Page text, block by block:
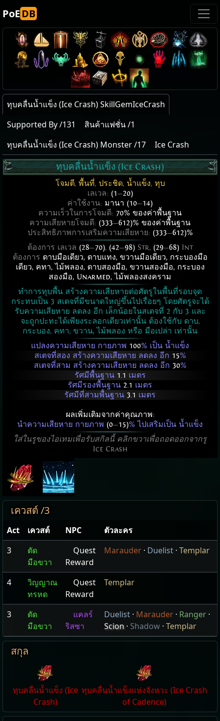
PoEDB
ทุบคลื่นน้ำแข็ง (Ice Crash) SkillGemIceCrash
Supported By /131
สินค้าแฟชั่น /1
ทุบคลื่นน้ำแข็ง (Ice Crash) Monster /17
Ice Crash
ทุบคลื่นน้ำแข็ง (Ice Crash)
โจมตี, พื้นที่, ประชิด, น้ำแข็ง, ทุบ
เลเวล: (1—20)
ค่าใช้งาน: มานา (10—14)
ความเร็วในการโจมตี: 70% ของค่าพื้นฐาน
ความเสียหายโจมตี: (333—612)% ของค่าพื้นฐาน
ประสิทธิภาพการเสริมความเสียหาย: (333—612)%
ต้องการ เลเวล (28—70), (42—98)Str, (29—68)Int
ต้องการ ดาบมือเดียว, ดาบแทง, ขวานมือเดียว, กระบองมือ
เดียว, คทา,ไม้พลอง, ดาบสองมือ, ขวานสองมือ, กระบอง
สองมือ, Unarmed,ไม้พลองสงคราม
ทำการทุบพื้น สร้างความเสียหายต่อศัตรูในพื้นที่รอบจุด
กระทบเป็น 3 สเตจที่มีขนาดใหญ่ขึ้นไปเรื่อยๆ โดยศัตรูจะได้
รับความเสียหาย ลดลง อีก เล็กน้อยในสเตจที่ 2 กับ 3 และ
จะถูกปะทะได้เพียงระลอกเดียวเท่านั้น ต้องใช้กับ ดาบ,
กระบอง, คทา, ขวาน, ไม้พลอง หรือ มือเปล่า เท่านั้น
แปลงความเสียหาย กายภาพ 100% เป็น น้ำแข็ง
สเตจที่สอง สร้างความเสียหาย ลดลง อีก 15%
สเตจที่สาม สร้างความเสียหาย ลดลง อีก 30%
รัศมีพื้นฐาน 1.1 เมตร
รัศมีรองพื้นฐาน 2.1 เมตร
รัศมีที่สามพื้นฐาน 3.1 เมตร
ผลเพิ่มเติมจากค่าคุณภาพ:
นำความเสียหาย กายภาพ (0—15)% ไปเสริมเป็น น้ำแข็ง
ใส่ในรูของไอเทมเพื่อรับสกิลนี้ คลิกขวาเพื่อถอดออกจากรู
Ice Crash
เควสต์ /3
Act เควสต์ NPC
ตัวละคร
3
ตัด
มือขวา
Quest
Reward
Marauder · Duelist · Templar
4
วิญญาณ
ทรหด
Quest
Reward
Templar
3
ตัด
มือขวา
แคลร์
ริสซา
Duelist · Marauder · Ranger ·
Scion· Shadow · Templar
สกุล
ทุบคลื่นน้ำแข็ง (Ice
Crash)
ทุบคลื่นน้ำแข็งแห่งจังหวะ (Ice Crash
of Cadence)